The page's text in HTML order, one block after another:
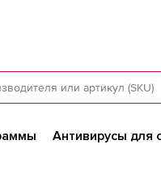
Антивирусы для